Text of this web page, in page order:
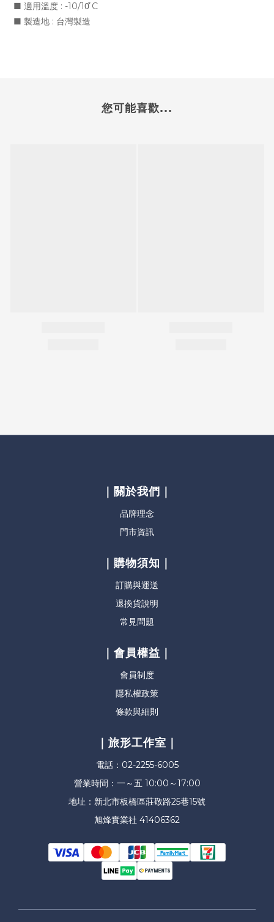
■ 適用溫度 : -10/10̊ C
■ 製造地 : 台灣製造
您可能喜歡...
｜關於我們｜
品牌理念
門市資訊
｜購物須知｜
訂購與運送
退換貨說明
常見問題
｜會員權益｜
會員制度
隱私權政策
條款與細則
｜旅形工作室｜
電話：02-2255-6005
營業時間：一～五 10:00～17:00
地址：新北市板橋區莊敬路25巷15號
旭烽實業社 41406362